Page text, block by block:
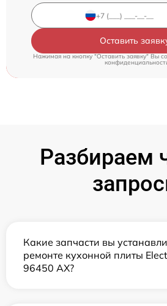
Оставить
Нажимая на кнопку "Оставить заявку" Вы
Разбираем
Какие запчасти вы
ремонте кухонной плиты
96450 AX?